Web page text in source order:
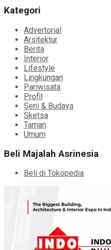
Kategori
Advertorial
Arsitektur
Berita
Interior
Lifestyle
Lingkungan
Pariwisata
Profil
Seni & Budaya
Sketsa
Taman
Umum
Beli Majalah Asrinesia
Beli di Tokopedia